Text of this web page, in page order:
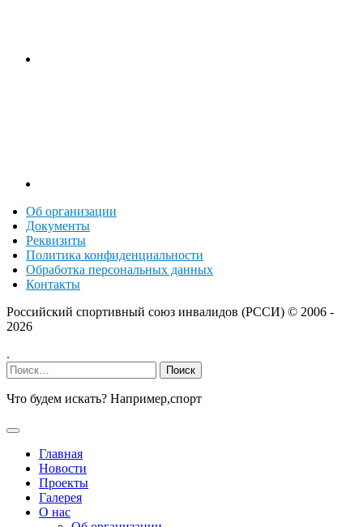
Об организации
Документы
Реквизиты
Политика конфиденциальности
Обработка персональных данных
Контакты
Российский спортивный союз инвалидов (РССИ) © 2006 -
2026
.
Найти:
Что будем искать? Например,спорт
Главная
Новости
Проекты
Галерея
О нас